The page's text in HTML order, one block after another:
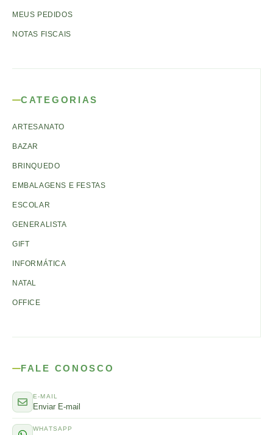
MEUS PEDIDOS
NOTAS FISCAIS
CATEGORIAS
ARTESANATO
BAZAR
BRINQUEDO
EMBALAGENS E FESTAS
ESCOLAR
GENERALISTA
GIFT
INFORMÁTICA
NATAL
OFFICE
FALE CONOSCO
E-MAIL
Enviar E-mail
WHATSAPP